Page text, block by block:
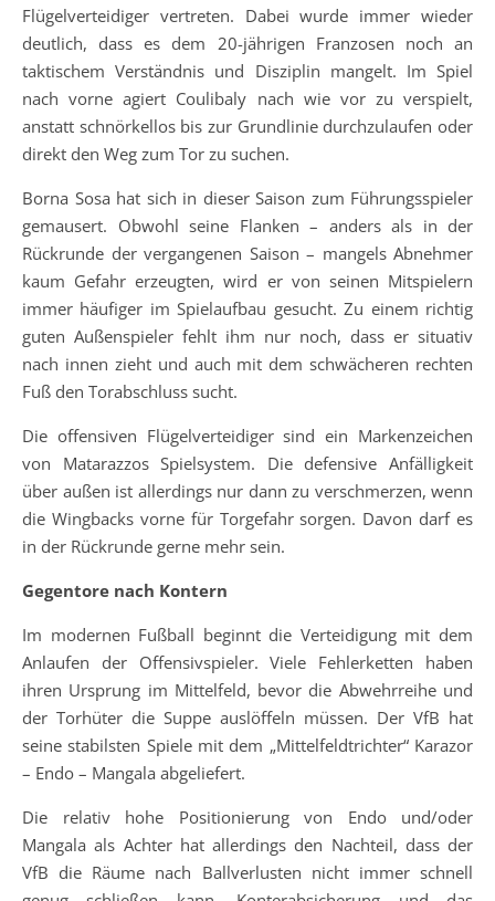
Flügelverteidiger vertreten. Dabei wurde immer wieder
deutlich, dass es dem 20-jährigen Franzosen noch an
taktischem Verständnis und Disziplin mangelt. Im Spiel
nach vorne agiert Coulibaly nach wie vor zu verspielt,
anstatt schnörkellos bis zur Grundlinie durchzulaufen oder
direkt den Weg zum Tor zu suchen.
Borna Sosa hat sich in dieser Saison zum Führungsspieler
gemausert. Obwohl seine Flanken – anders als in der
Rückrunde der vergangenen Saison – mangels Abnehmer
kaum Gefahr erzeugten, wird er von seinen Mitspielern
immer häufiger im Spielaufbau gesucht. Zu einem richtig
guten Außenspieler fehlt ihm nur noch, dass er situativ
nach innen zieht und auch mit dem schwächeren rechten
Fuß den Torabschluss sucht.
Die offensiven Flügelverteidiger sind ein Markenzeichen
von Matarazzos Spielsystem. Die defensive Anfälligkeit
über außen ist allerdings nur dann zu verschmerzen, wenn
die Wingbacks vorne für Torgefahr sorgen. Davon darf es
in der Rückrunde gerne mehr sein.
Gegentore nach Kontern
Im modernen Fußball beginnt die Verteidigung mit dem
Anlaufen der Offensivspieler. Viele Fehlerketten haben
ihren Ursprung im Mittelfeld, bevor die Abwehrreihe und
der Torhüter die Suppe auslöffeln müssen. Der VfB hat
seine stabilsten Spiele mit dem „Mittelfeldtrichter“ Karazor
– Endo – Mangala abgeliefert.
Die relativ hohe Positionierung von Endo und/oder
Mangala als Achter hat allerdings den Nachteil, dass der
VfB die Räume nach Ballverlusten nicht immer schnell